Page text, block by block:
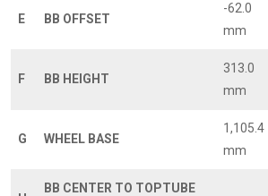
E BB OFFSET
-62.0
mm
F BB HEIGHT
313.0
mm
G WHEEL BASE
1,105.4
mm
BB CENTER TO TOPTUBE